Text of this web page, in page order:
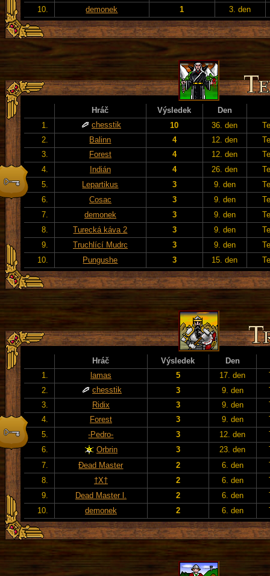
10.
demonek 1 3. den
Hráč Výsledek
Den
1.
chesstik 10 36. den
2.
Balinn 4 12. den
3.
Forest 4 12. den
4.
Indián 4 26. den
5.
Lepartikus 3 9. den
6.
Cosac 3 9. den
7.
demonek 3 9. den
8.
Turecká káva 2 3 9. den
9.
Truchlící Mudrc 3 9. den
10.
Pungushe 3 15. den
Hráč Výsledek
Den
1.
lamas 5 17. den
2.
chesstik 3 9. den
3.
Ridix 3 9. den
4.
Forest 3 9. den
5.
-Pedro- 3 12. den
6.
Orbrin 3 23. den
7.
Đead Master 2 6. den
8.
†X† 2 6. den
9.
Dead Master l. 2 6. den
10.
demonek 2 6. den